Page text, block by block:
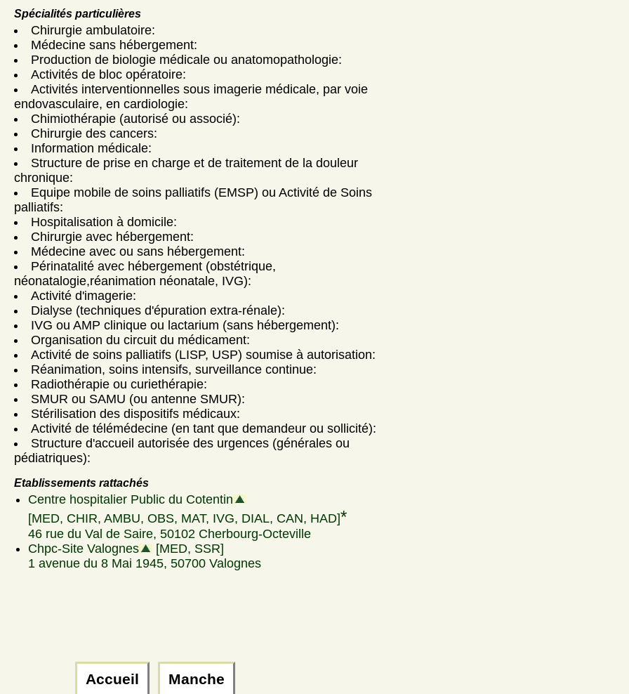
Spécialités particulières
Chirurgie ambulatoire:
Médecine sans hébergement:
Production de biologie médicale ou anatomopathologie:
Activités de bloc opératoire:
Activités interventionnelles sous imagerie médicale, par voie
endovasculaire, en cardiologie:
Chimiothérapie (autorisé ou associé):
Chirurgie des cancers:
Information médicale:
Structure de prise en charge et de traitement de la douleur
chronique:
Equipe mobile de soins palliatifs (EMSP) ou Activité de Soins
palliatifs:
Hospitalisation à domicile:
Chirurgie avec hébergement:
Médecine avec ou sans hébergement:
Périnatalité avec hébergement (obstétrique,
néonatalogie,réanimation néonatale, IVG):
Activité d'imagerie:
Dialyse (techniques d'épuration extra-rénale):
IVG ou AMP clinique ou lactarium (sans hébergement):
Organisation du circuit du médicament:
Activité de soins palliatifs (LISP, USP) soumise à autorisation:
Réanimation, soins intensifs, surveillance continue:
Radiothérapie ou curiethérapie:
SMUR ou SAMU (ou antenne SMUR):
Stérilisation des dispositifs médicaux:
Activité de télémédecine (en tant que demandeur ou sollicité):
Structure d'accueil autorisée des urgences (générales ou
pédiatriques):
Etablissements rattachés
Centre hospitalier Public du Cotentin
[MED, CHIR, AMBU, OBS, MAT, IVG, DIAL, CAN, HAD]*
46 rue du Val de Saire, 50102 Cherbourg-Octeville
Chpc-Site Valognes
[MED, SSR]
1 avenue du 8 Mai 1945, 50700 Valognes
Accueil Manche